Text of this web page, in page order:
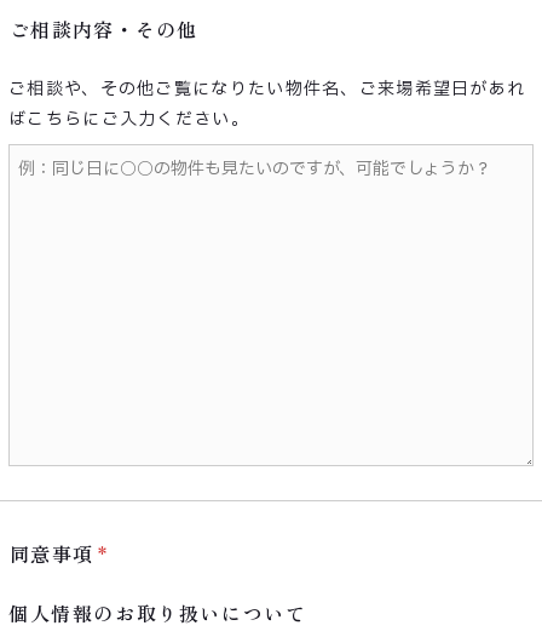
ご相談内容・その他
ご相談や、その他ご覧になりたい物件名、ご来場希望日があれ
ばこちらにご入力ください。
同意事項
個人情報のお取り扱いについて